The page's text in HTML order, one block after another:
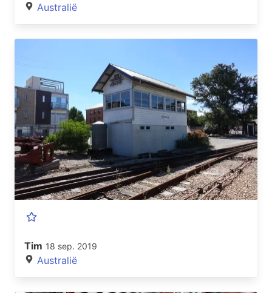
Australië
Tim 18 sep. 2019
Australië